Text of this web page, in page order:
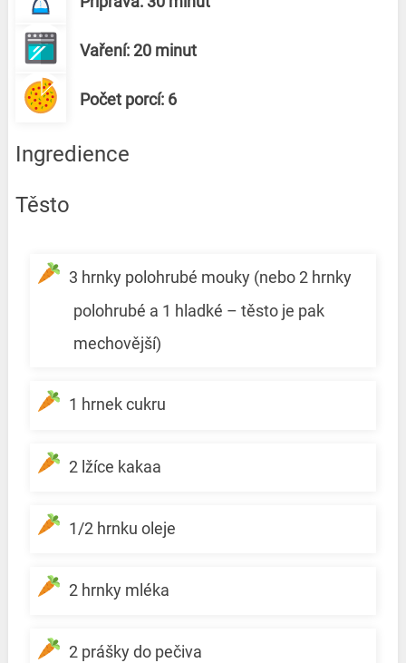
Vaření: 20 minut
Počet porcí: 6
Ingredience
Těsto
3 hrnky polohrubé mouky (nebo 2 hrnky
polohrubé a 1 hladké – těsto je pak
mechovější)
1 hrnek cukru
2 lžíce kakaa
1/2 hrnku oleje
2 hrnky mléka
2 prášky do pečiva